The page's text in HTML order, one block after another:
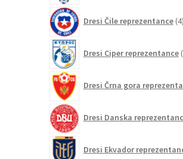
Dresi Čile reprezentance 4
Dresi Ciper reprezentance
Dresi Črna gora
Dresi Danska
Dresi Ekvador